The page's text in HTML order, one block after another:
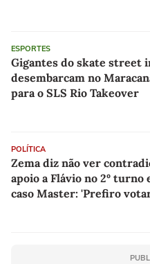
ESPORTES
Gigantes do skate street
desembarcam no
para o SLS Rio Takeover
POLÍTICA
Zema diz não ver
apoio a Flávio no 2º turno
caso Master: 'Prefiro